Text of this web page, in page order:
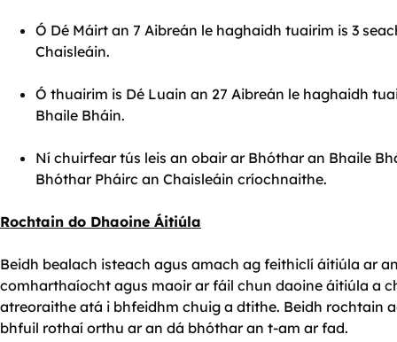
Ó Dé Máirt an 7 Aibreán le haghaidh tuairim is 3
Chaisleáin.
Ó thuairim is Dé Luain an 27 Aibreán le haghaidh
Bhaile Bháin.
Ní chuirfear tús leis an obair ar Bhóthar an Bhaile
Bhóthar Pháirc an Chaisleáin críochnaithe.
Rochtain do Dhaoine Áitiúla
Beidh bealach isteach agus amach ag feithiclí áitiúla ar
comharthaíocht agus maoir ar fáil chun daoine áitiúla a
atreoraithe atá i bhfeidhm chuig a dtithe. Beidh rochtain
bhfuil rothaí orthu ar an dá bhóthar an t-am ar fad.